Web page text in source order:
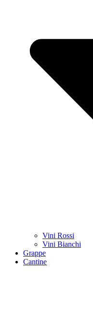
Vini Rossi
Vini Bianchi
Grappe
Cantine